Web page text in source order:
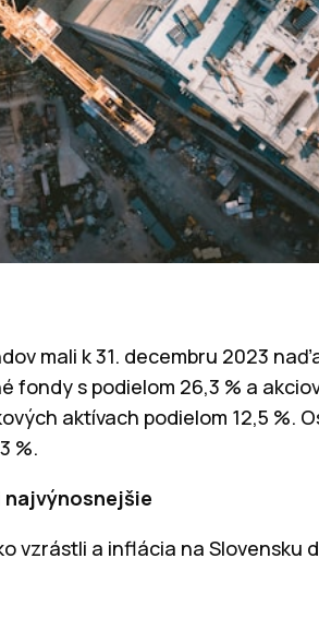
mali k 31. decembru 2023
fondy s podielom 26,3 % a
aktívach podielom 12,5 %.
%.
vzrástli a inflácia na Slovensku